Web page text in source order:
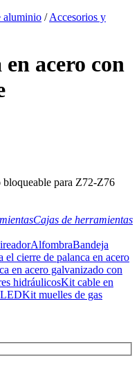
aluminio /Accesorios y
acero con
bloqueable para Z72-Z76
Cajas de herramientas
AlfombraBandeja
el cierre de palanca en acero
en acero galvanizado con
hidráulicosKit cable en
Kit muelles de gas